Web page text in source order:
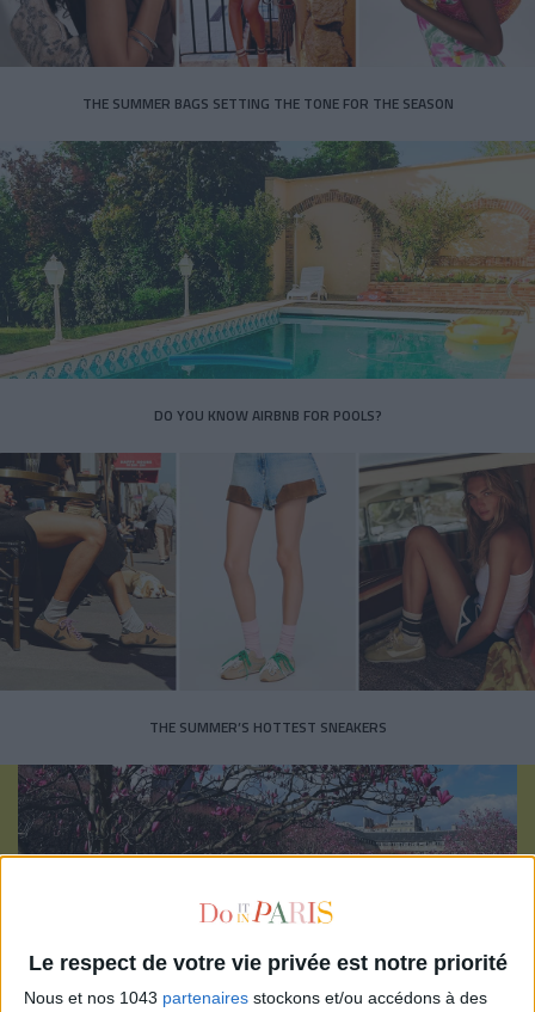
Le respect de votre vie privée est notre priorité
Nous et nos 1043 partenaires stockons et/ou accédons à des
THE SUMMER BAGS SETTING THE TONE FOR THE SEASON
DO YOU KNOW AIRBNB FOR POOLS?
THE SUMMER’S HOTTEST SNEAKERS
Subscribe for our newsletter